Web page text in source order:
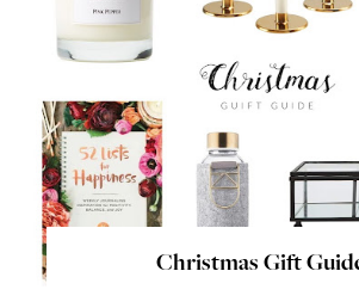
Christmas Gift